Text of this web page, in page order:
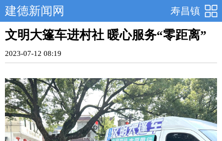
寿昌镇
建德新闻网
文明大篷车进村社 暖心服务“零距离”
2023-07-12 08:19